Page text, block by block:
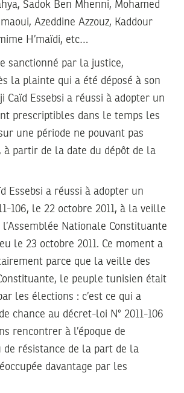
Sadok Ben Mhenni, Mohamed
Azeddine Azzouz, Kaddour
H’maïdi, etc…
sanctionné par la justice,
la plainte qui a été déposé à son
Caïd Essebsi a réussi à adopter un
prescriptibles dans le temps les
une période ne pouvant pas
à partir de la date du dépôt de la
Essebsi a réussi à adopter un
106, le 22 octobre 2011, à la veille
Nationale Constituante
le 23 octobre 2011. Ce moment a
parce que la veille des
le peuple tunisien était
les élections : c’est ce qui a
chance au décret-loi N° 2011-106
rencontrer à l’époque de
de résistance de la part de la
davantage par les